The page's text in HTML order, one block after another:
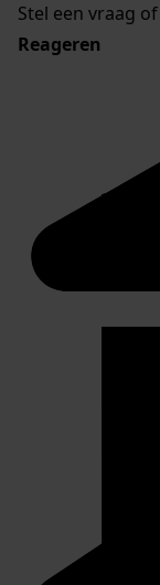
Stel een vraag
Reageren